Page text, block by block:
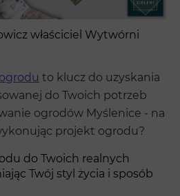
właściciel Wytwórni
to klucz do uzyskania
do Twoich potrzeb
ogrodów Myślenice - na
projekt ogrodu?
do Twoich realnych
Twój styl życia i sposób